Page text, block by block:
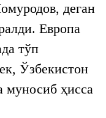
деган
Европа
тўп
Ўзбекистон
муносиб ҳисса